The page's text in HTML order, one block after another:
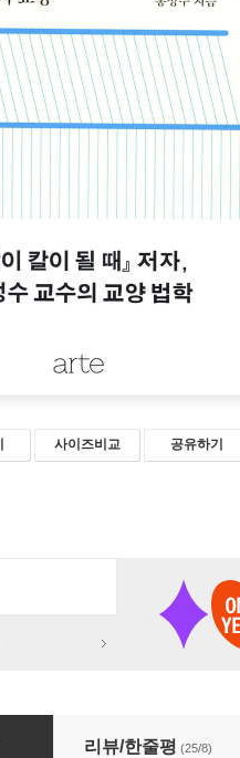
사이즈비교 공유하기
리뷰/한줄평 (25/8)